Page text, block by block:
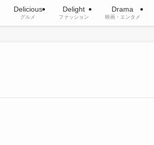
Delicious
グルメ
Delight
ファッション
Drama
映画・エンタメ